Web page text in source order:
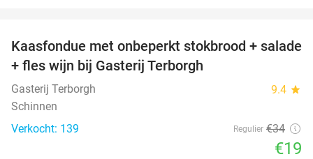
44%
Kaasfondue met onbeperkt stokbrood + salade
+ fles wijn bij Gasterij Terborgh
Gasterij Terborgh 9.4 star
Schinnen
Verkocht: 139
Regulier €34
€19